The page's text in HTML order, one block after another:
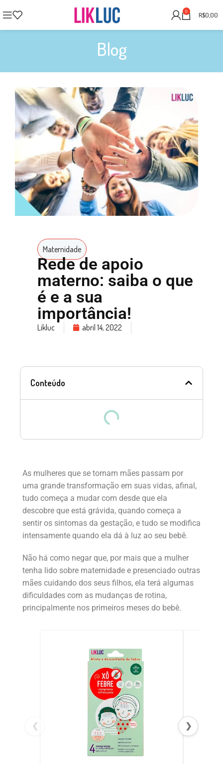
0 R$0,00
Blog
Maternidade
Rede de apoio
materno: saiba o que
é e a sua
importância!
Likluc abril 14, 2022
Conteúdo
As mulheres que se tornam mães passam por
uma grande transformação em suas vidas, afinal,
tudo começa a mudar com desde que ela
descobre que está grávida, quando começa a
sentir os sintomas da gestação, e tudo se modifica
intensamente quando ela dá à luz ao seu bebê.
Não há como negar que, por mais que a mulher
tenha lido sobre maternidade e presenciado outras
mães cuidando dos seus filhos, ela terá algumas
dificuldades com as mudanças de rotina,
principalmente nos primeiros meses do bebê.
❮ ❯